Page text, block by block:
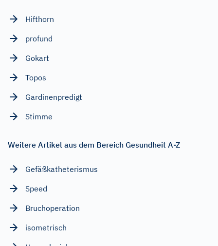
Hifthorn
profund
Gokart
Topos
Gardinenpredigt
Stimme
Weitere Artikel aus dem Bereich Gesundheit A-Z
Gefäßkatheterismus
Speed
Bruchoperation
isometrisch